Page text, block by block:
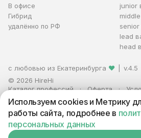
В офисе
Гибрид
удалённо по РФ
junior
senior
lead
head
с любовью из Екатеринбурга ❤
v.4.5
© 2026 HireHi
Каталог профессий
Оферта
Персональные данные
Реклама
ИП Захаров Антон Алексеевич · ИНН
321665800059102
Используем cookies и Метрику
работы сайта, подробнее в
персональных данных